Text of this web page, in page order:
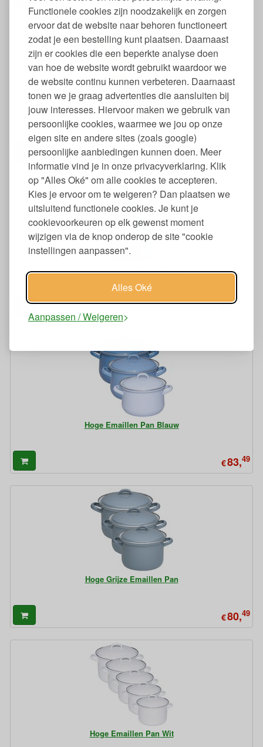
Functionele cookies zijn noodzakelijk en zorgen
ervoor dat de website naar behoren functioneert
zodat je een bestelling kunt plaatsen. Daarnaast
zijn er cookies die een beperkte analyse doen
van hoe de website wordt gebruikt waardoor we
de website continu kunnen verbeteren. Daarnaast
tonen we je graag advertenties die aansluiten bij
jouw interesses. Hiervoor maken we gebruik van
persoonlijke cookies, waarmee we jou op onze
eigen site en andere sites (zoals google)
persoonlijke aanbiedingen kunnen doen. Meer
informatie vind je in onze privacyverklaring. Klik
op "Alles Oké" om alle cookies te accepteren.
Kies je ervoor om te weigeren? Dan plaatsen we
uitsluitend functionele cookies. Je kunt je
cookievoorkeuren op elk gewenst moment
wijzigen via de knop onderop de site "cookie
instellingen aanpassen".
Alles Oké
Aanpassen / Weigeren
Hoge Emaille Pannen
Hoge Emaillen Pan Zeegroen
83,
Hoge Emaillen Pan Blauw
€83,49
Hoge Grijze Emaillen Pan
€80,49
Hoge Emaillen Pan Wit